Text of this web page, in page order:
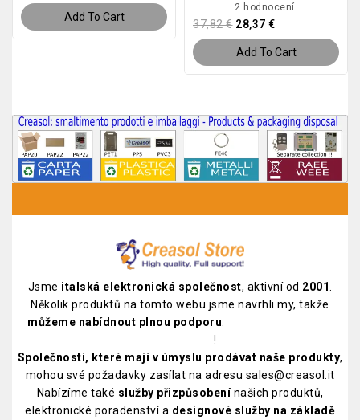
Add To Cart
2 hodnocení
37,82 € 28,37 €
Add To Cart
Jsme italská elektronická společnost, aktivní od 2001
Několik produktů na tomto webu jsme navrhli my, takže
můžeme nabídnout plnou podporu:
!
Společnosti, které mají v úmyslu prodávat naše produkty,
mohou své požadavky zasílat na adresu sales@creasol.it
Nabízíme také služby přizpůsobenínašich produktů,
elektronické poradenství a designové služby na základě